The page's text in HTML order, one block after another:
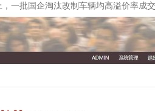
一批国企淘汰改制车辆均高溢价率成交